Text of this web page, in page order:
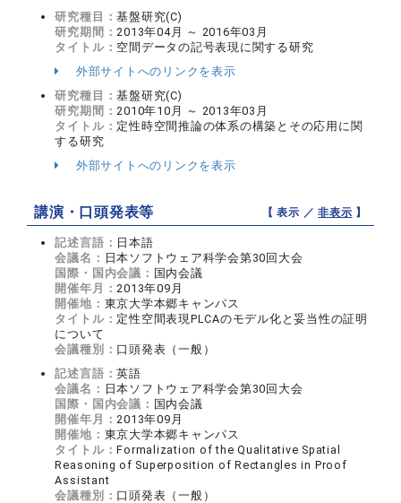
研究種目：基盤研究(C)
研究期間： 2013年04月 ～ 2016年03月
タイトル： 空間データの記号表現に関する研究
外部サイトへのリンクを表示
研究種目：基盤研究(C)
研究期間： 2010年10月 ～ 2013年03月
タイトル： 定性時空間推論の体系の構築とその応用に関
する研究
外部サイトへのリンクを表示
講演・口頭発表等 【 表示 ／非表示 】
記述言語： 日本語
会議名： 日本ソフトウェア科学会第30回大会
国際・国内会議： 国内会議
開催年月： 2013年09月
開催地： 東京大学本郷キャンパス
タイトル： 定性空間表現PLCAのモデル化と妥当性の証明
について
会議種別： 口頭発表（一般）
記述言語：英語
会議名： 日本ソフトウェア科学会第30回大会
国際・国内会議： 国内会議
開催年月： 2013年09月
開催地： 東京大学本郷キャンパス
タイトル：Formalization of the Qualitative Spatial
Reasoning of Superposition of Rectangles in Proof
Assistant
会議種別： 口頭発表（一般）